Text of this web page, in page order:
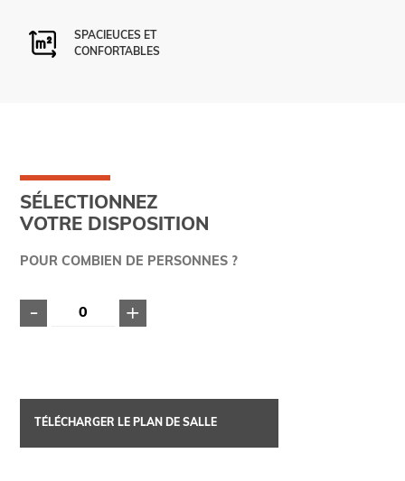
SPACIEUCES ET
CONFORTABLES
SÉLECTIONNEZ
VOTRE DISPOSITION
POUR COMBIEN DE PERSONNES ?
- +
TÉLÉCHARGER LE PLAN DE SALLE